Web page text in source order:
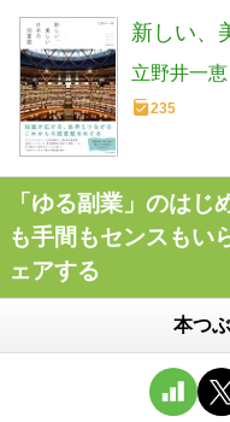
新しい、
立野井一恵
235
「ゆる副業」のはじ
も手間もセンスもい
ェアする
本つ